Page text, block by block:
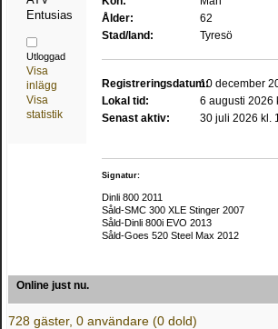
Entusiast
Utloggad
Visa
inlägg
Visa
statistik
Ålder:
62
Stad/land:
Tyresö
Registreringsdatum:10 december
Lokal tid:
6 augusti 2026
Senast aktiv:
30 juli 2026 kl.
Signatur:
Dinli 800 2011
Såld-SMC 300 XLE Stinger 2007
Såld-Dinli 800i EVO 2013
Såld-Goes 520 Steel Max 2012
Online just nu.
728 gäster, 0 användare (0 dold)